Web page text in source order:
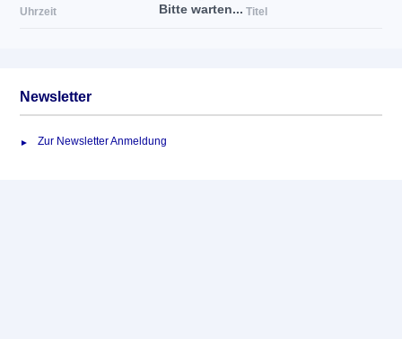
Bitte warten...
Uhrzeit Titel
Newsletter
Zur Newsletter Anmeldung